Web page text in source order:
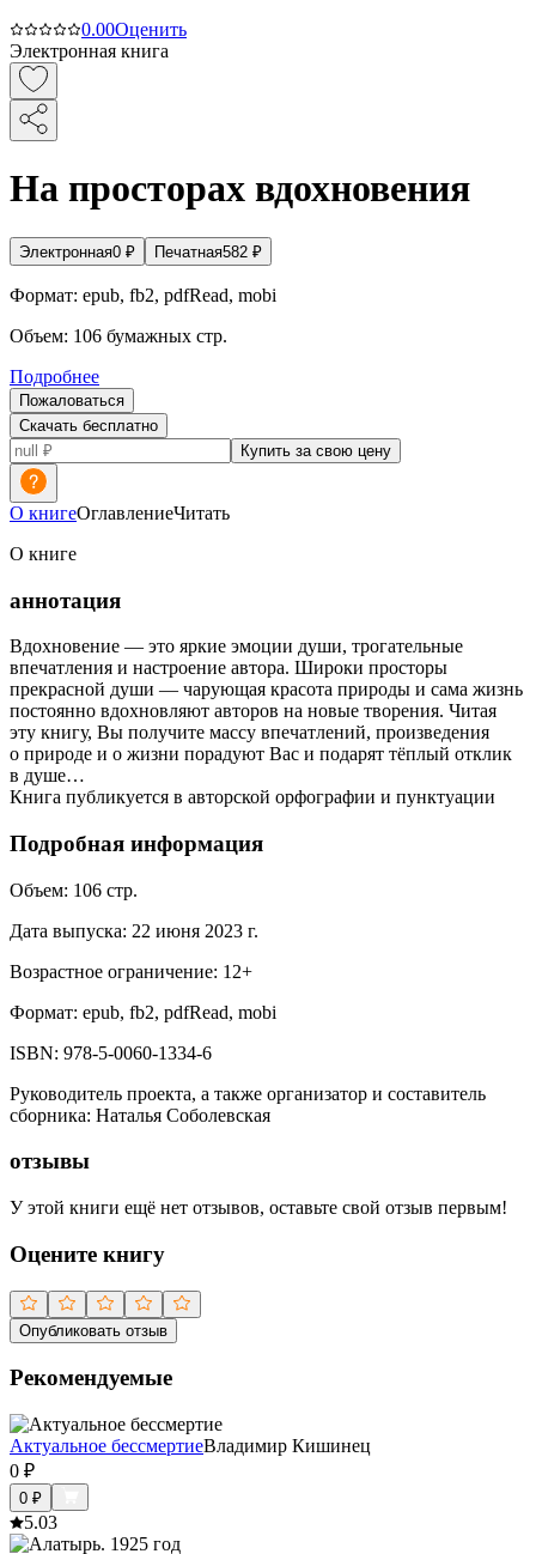
0.00Оценить
Электронная книга
На просторах вдохновения
Электронная0 ₽ Печатная582 ₽
Формат: epub, fb2, pdfRead, mobi
Объем: 106 бумажных стр.
Подробнее
Пожаловаться
Скачать бесплатно
Купить за свою цену
О книгеОглавлениеЧитать
О книге
аннотация
Вдохновение — это яркие эмоции души, трогательные
впечатления и настроение автора. Широки просторы
прекрасной души — чарующая красота природы и сама жизнь
постоянно вдохновляют авторов на новые творения. Читая
эту книгу, Вы получите массу впечатлений, произведения
о природе и о жизни порадуют Вас и подарят тёплый отклик
в душе…
Книга публикуется в авторской орфографии и пунктуации
Подробная информация
Объем: 106 стр.
Дата выпуска: 22 июня 2023 г.
Возрастное ограничение: 12+
Формат: epub, fb2, pdfRead, mobi
ISBN: 978-5-0060-1334-6
Руководитель проекта, а также организатор и составитель
сборника: Наталья Соболевская
отзывы
У этой книги ещё нет отзывов, оставьте свой отзыв первым!
Оцените книгу
Опубликовать отзыв
Рекомендуемые
Актуальное бессмертиеВладимир Кишинец
0 ₽
0 ₽
5.03